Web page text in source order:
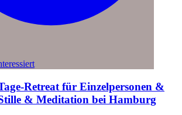
Retreat für Einzelpersonen &
& Meditation bei Hamburg